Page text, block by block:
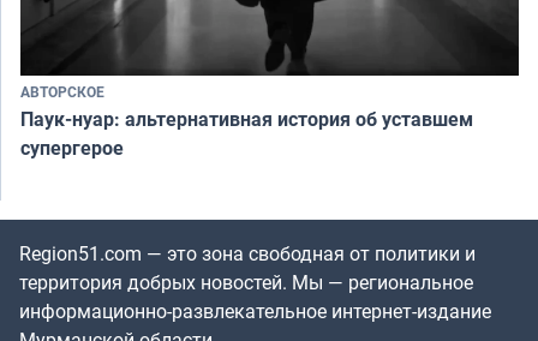
АВТОРСКОЕ
Паук-нуар: альтернативная история об уставшем
супергерое
Region51.com — это зона свободная от политики и
территория добрых новостей. Мы — региональное
информационно-развлекательное интернет-издание